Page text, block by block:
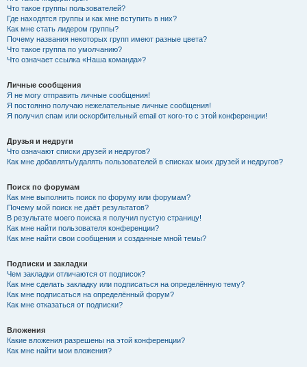
Что такое группы пользователей?
Где находятся группы и как мне вступить в них?
Как мне стать лидером группы?
Почему названия некоторых групп имеют разные цвета?
Что такое группа по умолчанию?
Что означает ссылка «Наша команда»?
Личные сообщения
Я не могу отправить личные сообщения!
Я постоянно получаю нежелательные личные сообщения!
Я получил спам или оскорбительный email от кого-то с этой конференции!
Друзья и недруги
Что означают списки друзей и недругов?
Как мне добавлять/удалять пользователей в списках моих друзей и недругов?
Поиск по форумам
Как мне выполнить поиск по форуму или форумам?
Почему мой поиск не даёт результатов?
В результате моего поиска я получил пустую страницу!
Как мне найти пользователя конференции?
Как мне найти свои сообщения и созданные мной темы?
Подписки и закладки
Чем закладки отличаются от подписок?
Как мне сделать закладку или подписаться на определённую тему?
Как мне подписаться на определённый форум?
Как мне отказаться от подписки?
Вложения
Какие вложения разрешены на этой конференции?
Как мне найти мои вложения?